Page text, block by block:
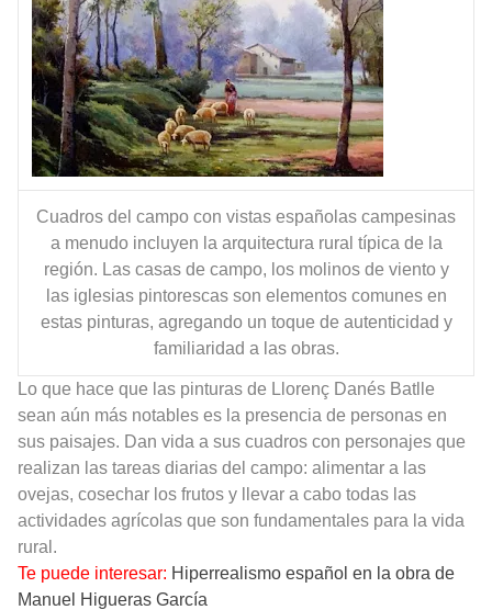
Cuadros del campo con vistas españolas campesinas
a menudo incluyen la arquitectura rural típica de la
región. Las casas de campo, los molinos de viento y
las iglesias pintorescas son elementos comunes en
estas pinturas, agregando un toque de autenticidad y
familiaridad a las obras.
Lo que hace que las pinturas de Llorenç Danés Batlle
sean aún más notables es la presencia de personas en
sus paisajes. Dan vida a sus cuadros con personajes que
realizan las tareas diarias del campo: alimentar a las
ovejas, cosechar los frutos y llevar a cabo todas las
actividades agrícolas que son fundamentales para la vida
rural.
Te puede interesar: Hiperrealismo español en la obra de
Manuel Higueras García